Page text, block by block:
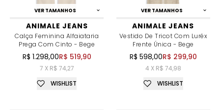
VER TAMANHOS
ANIMALE JEANS
Calça Feminina Alfaiataria
Prega Com Cinto - Bege
R$ 1.298,00R$ 519,90
7 X R$ 74,27
WISHLIST
VER TAMANHOS
ANIMALE JEANS
Vestido De Tricot Com Luréx
Frente Única - Bege
R$ 598,00R$ 299,90
4 X R$ 74,98
WISHLIST